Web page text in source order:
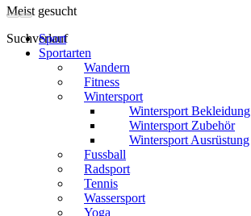
Meist gesucht
Suchverlauf
Sport
Sportarten
Wandern
Fitness
Wintersport
Wintersport Bekleidung
Wintersport Zubehör
Wintersport Ausrüstung
Fussball
Radsport
Tennis
Wassersport
Yoga